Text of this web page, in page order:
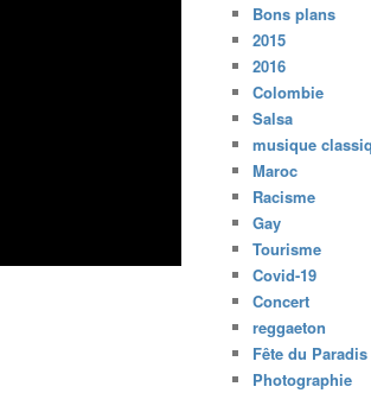
Bons plans
2015
2016
Colombie
Salsa
musique
Maroc
Racisme
Gay
Tourisme
Covid-19
Concert
reggaeton
Fête du Paradis
Photographie